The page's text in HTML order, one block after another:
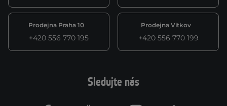
Prodejna Praha 10
+420 556 770 195
Prodejna Vítkov
+420 556 770 199
Sledujte nás